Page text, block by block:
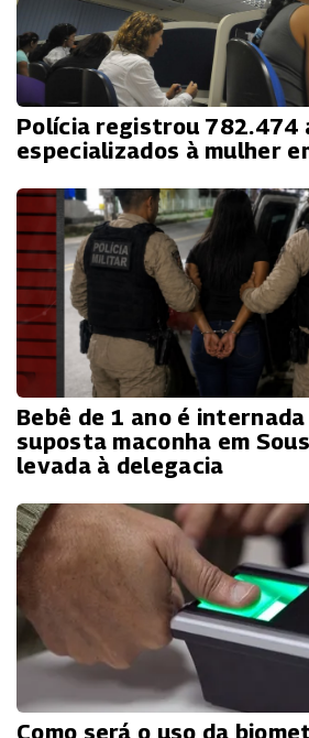
Polícia registrou 782.474
especializados à mulher
Bebê de 1 ano é
suposta maconha em
levada à delegacia